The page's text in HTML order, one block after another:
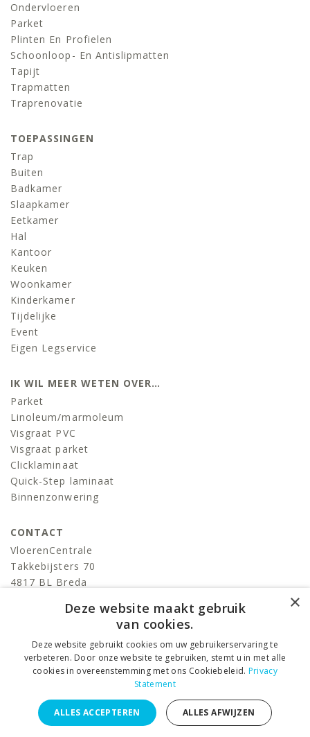
Ondervloeren
Parket
Plinten En Profielen
Schoonloop- En Antislipmatten
Tapijt
Trapmatten
Traprenovatie
TOEPASSINGEN
Trap
Buiten
Badkamer
Slaapkamer
Eetkamer
Hal
Kantoor
Keuken
Woonkamer
Kinderkamer
Tijdelijke
Event
Eigen Legservice
IK WIL MEER WETEN OVER…
Parket
Linoleum/marmoleum
Visgraat PVC
Visgraat parket
Clicklaminaat
Quick-Step laminaat
Binnenzonwering
CONTACT
VloerenCentrale
Takkebijsters 70
4817 BL Breda
info@devloerencentrale.nl
volg ons
VloerenCentrale © 2026 ALL RIGHTS RESERVED. –Privacy
Statement –Algemene voorwaarden
×
Deze website maakt gebruik
van cookies.
Deze website gebruikt cookies om uw gebruikerservaring te
verbeteren. Door onze website te gebruiken, stemt u in met alle
cookies in overeenstemming met ons Cookiebeleid. Privacy
Statement
ALLES ACCEPTEREN ALLES AFWIJZEN